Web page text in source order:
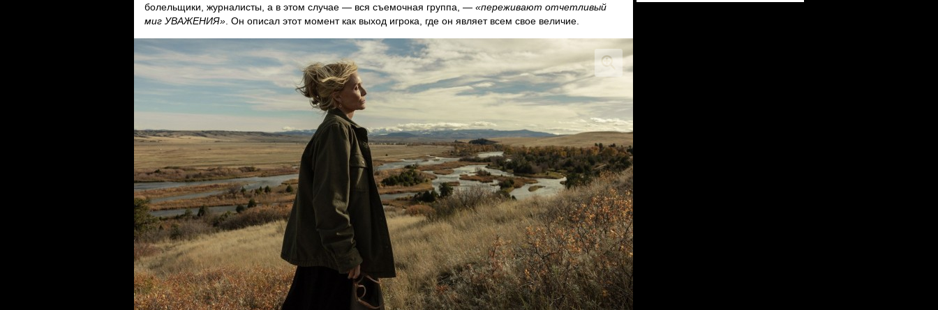
болельщики, журналисты, а в этом случае — вся съемочная группа, — «переживают отчетливый
миг УВАЖЕНИЯ» . Он описал этот момент как выход игрока, где он являет всем свое величие.